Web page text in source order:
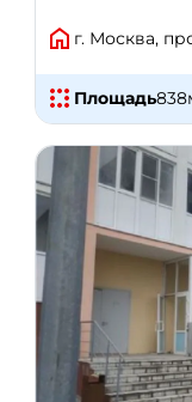
г. Москва,
Площадь838